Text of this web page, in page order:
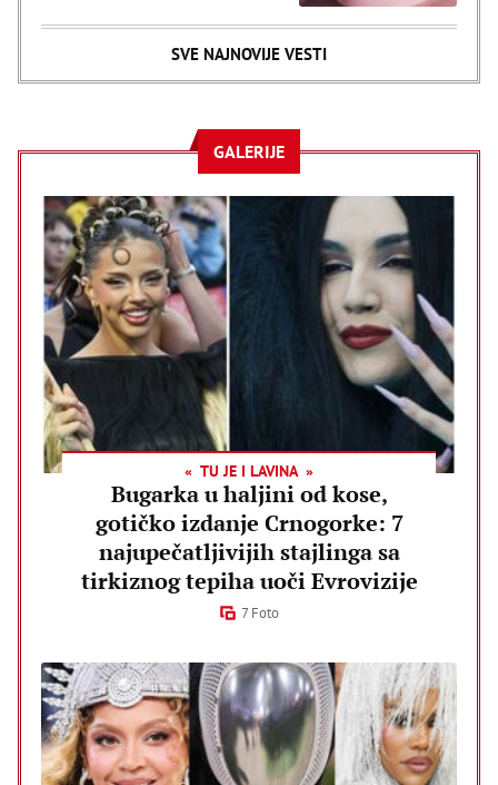
SVE NAJNOVIJE VESTI
GALERIJE
TU JE I LAVINA
Bugarka u haljini od kose,
gotičko izdanje Crnogorke: 7
najupečatljivijih stajlinga sa
tirkiznog tepiha uoči Evrovizije
7 Foto